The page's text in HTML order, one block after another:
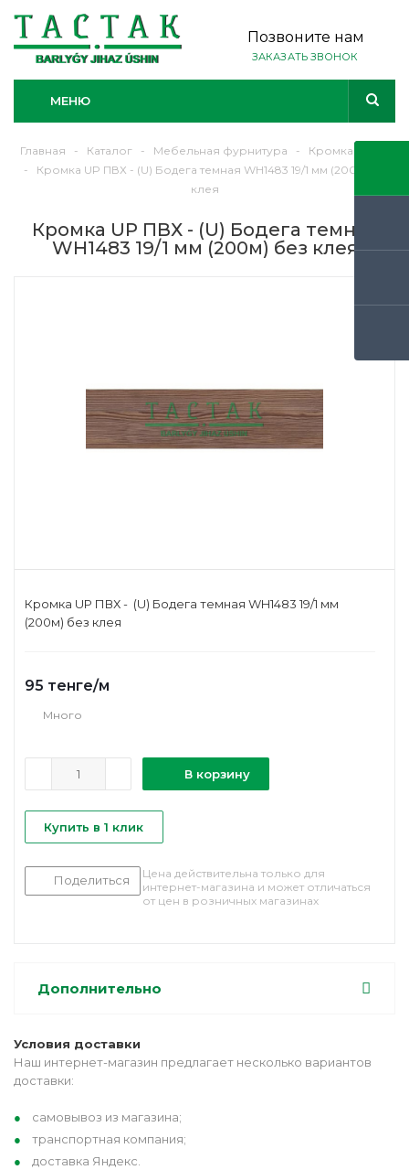
Позвоните нам
ЗАКАЗАТЬ ЗВОНОК
МЕНЮ
Главная - Каталог - Мебельная фурнитура -
Кромка ЛДСП
-
Кромка UP ПВХ - (U) Бодега темная WH1483 19/1 мм (200м) без
клея
Кромка UP ПВХ - (U) Бодега темная
WH1483 19/1 мм (200м) без клея
Кромка UP ПВХ - (U) Бодега темная WH1483 19/1 мм
(200м) без клея
95 тенге/м
Много
В корзину
Купить в 1 клик
Поделиться
Цена действительна только для
интернет-магазина и может отличаться
от цен в розничных магазинах
Дополнительно
Условия доставки
Наш интернет-магазин предлагает несколько вариантов
доставки:
самовывоз из магазина;
транспортная компания;
доставка Яндекс.